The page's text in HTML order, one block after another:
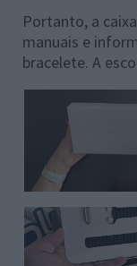
Portanto, a
manuais e
bracelete. A